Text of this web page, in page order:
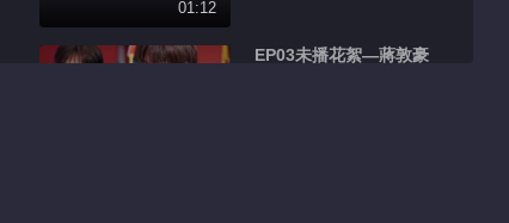
01:12
EP03未播花絮—蔣敦豪